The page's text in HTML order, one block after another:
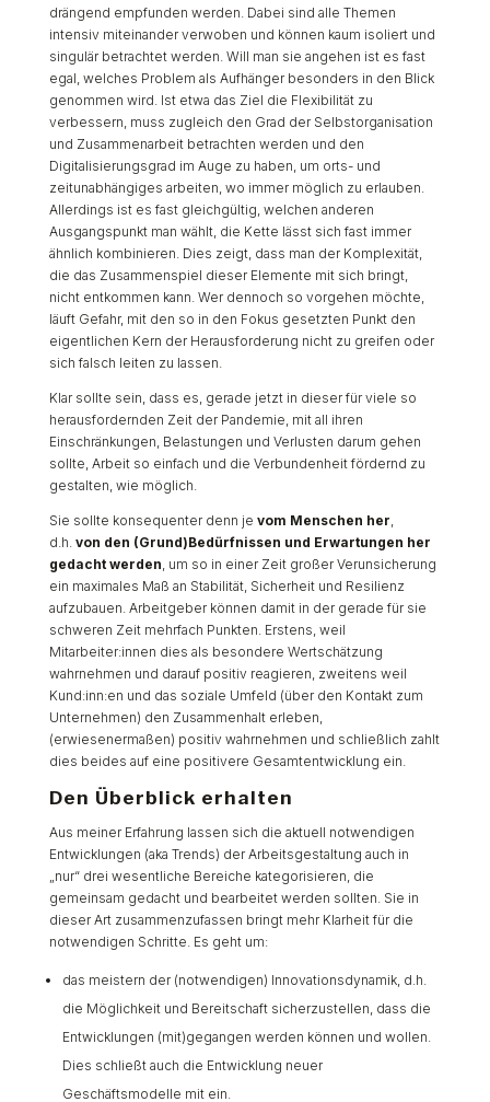
drängend empfunden werden. Dabei sind alle Themen
intensiv miteinander verwoben und können kaum isoliert und
singulär betrachtet werden. Will man sie angehen ist es fast
egal, welches Problem als Aufhänger besonders in den Blick
genommen wird. Ist etwa das Ziel die Flexibilität zu
verbessern, muss zugleich den Grad der Selbstorganisation
und Zusammenarbeit betrachten werden und den
Digitalisierungsgrad im Auge zu haben, um orts- und
zeitunabhängiges arbeiten, wo immer möglich zu erlauben.
Allerdings ist es fast gleichgültig, welchen anderen
Ausgangspunkt man wählt, die Kette lässt sich fast immer
ähnlich kombinieren. Dies zeigt, dass man der Komplexität,
die das Zusammenspiel dieser Elemente mit sich bringt,
nicht entkommen kann. Wer dennoch so vorgehen möchte,
läuft Gefahr, mit den so in den Fokus gesetzten Punkt den
eigentlichen Kern der Herausforderung nicht zu greifen oder
sich falsch leiten zu lassen.
Klar sollte sein, dass es, gerade jetzt in dieser für viele so
herausfordernden Zeit der Pandemie, mit all ihren
Einschränkungen, Belastungen und Verlusten darum gehen
sollte, Arbeit so einfach und die Verbundenheit fördernd zu
gestalten, wie möglich.
Sie sollte konsequenter denn je vom Menschen her
d.h. von den (Grund)Bedürfnissen und Erwartungen her
gedacht werden , um so in einer Zeit großer Verunsicherung
ein maximales Maß an Stabilität, Sicherheit und Resilienz
aufzubauen. Arbeitgeber können damit in der gerade für sie
schweren Zeit mehrfach Punkten. Erstens, weil
Mitarbeiter:innen dies als besondere Wertschätzung
wahrnehmen und darauf positiv reagieren, zweitens weil
Kund:inn:en und das soziale Umfeld (über den Kontakt zum
Unternehmen) den Zusammenhalt erleben,
(erwiesenermaßen) positiv wahrnehmen und schließlich zahlt
dies beides auf eine positivere Gesamtentwicklung ein.
Den Überblick erhalten
Aus meiner Erfahrung lassen sich die aktuell notwendigen
Entwicklungen (aka Trends) der Arbeitsgestaltung auch in
„nur“ drei wesentliche Bereiche kategorisieren, die
gemeinsam gedacht und bearbeitet werden sollten. Sie in
dieser Art zusammenzufassen bringt mehr Klarheit für die
notwendigen Schritte. Es geht um:
das meistern der (notwendigen) Innovationsdynamik, d.h.
die Möglichkeit und Bereitschaft sicherzustellen, dass die
Entwicklungen (mit)gegangen werden können und wollen.
Dies schließt auch die Entwicklung neuer
Geschäftsmodelle mit ein.